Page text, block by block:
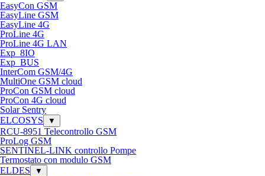
EasyCon GSM
EasyLine GSM
EasyLine 4G
ProLine 4G
ProLine 4G LAN
Exp_8IO
Exp_BUS
InterCom GSM/4G
MultiOne GSM cloud
ProCon GSM cloud
ProCon 4G cloud
Solar Sentry
ELCOSYS
▼
RCU-8951 Telecontrollo GSM
ProLog GSM
SENTINEL-LINK controllo Pompe
Termostato con modulo GSM
ELDES
▼